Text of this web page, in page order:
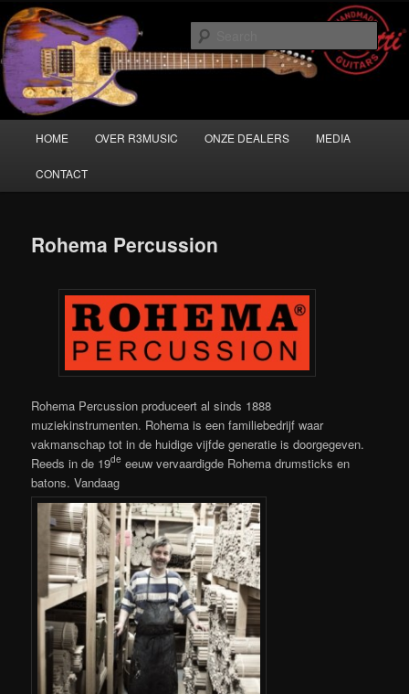
Skip
to
primary
content
Musicians must haves!
HOME OVER R3MUSIC ONZE DEALERS MEDIA
CONTACT
Rohema Percussion
Rohema Percussion produceert al sinds 1888
muziekinstrumenten. Rohema is een familiebedrijf waar
vakmanschap tot in de huidige vijfde generatie is doorgegeven.
Reeds in de 19de eeuw vervaardigde Rohema drumsticks en
batons. Vandaag